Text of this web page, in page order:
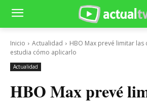
Inicio Actualidad
HBO Max prevé limitar
estudia cómo aplicarlo
Actualidad
HBO Max prevé